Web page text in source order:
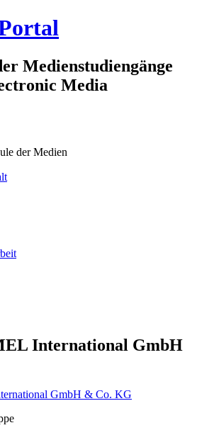
Medienstudiengänge
Media
der Medien
International GmbH